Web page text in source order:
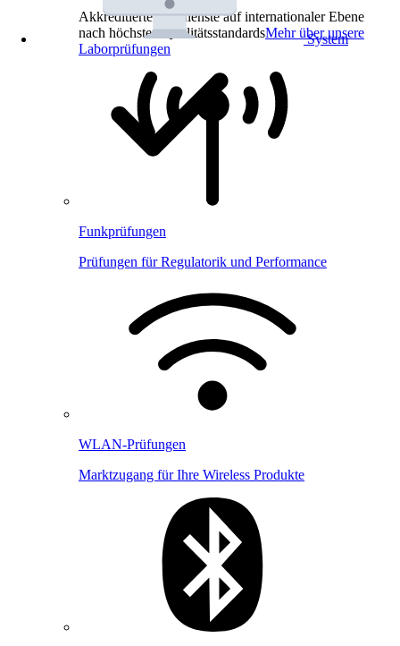
System
Akkreditierte Prüfdienste auf internationaler Ebene
nach höchsten QualitätsstandardsMehr über unsere
Laborprüfungen
Funkprüfungen
Prüfungen für Regulatorik und Performance
WLAN-Prüfungen
Marktzugang für Ihre Wireless Produkte